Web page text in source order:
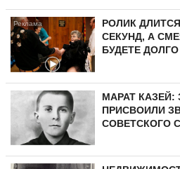
РОЛИК
СЕКУНД, А
БУДЕТЕ ДОЛГО
МАРАТ КАЗЕЙ:
ПРИСВОИЛИ
СОВЕТСКОГО